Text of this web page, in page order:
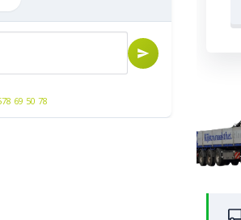
69 50 78